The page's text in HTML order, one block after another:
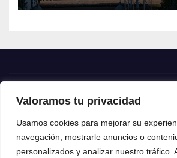
Valoramos tu privacidad
Usamos cookies para mejorar su
navegación, mostrarle anuncios o
personalizados y analizar nuestro tráfico.
Crónica 24